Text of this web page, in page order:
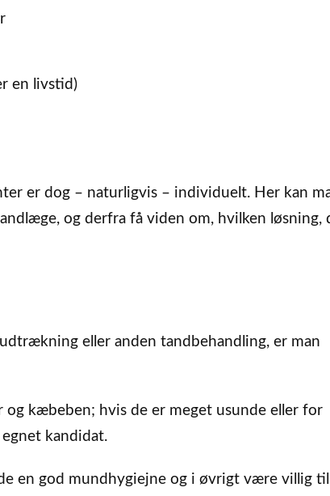
en livstid)
er dog – naturligvis – individuelt. Her kan
og derfra få viden om, hvilken løsning,
eller anden tandbehandling, er man
kæbeben; hvis de er meget usunde eller for
kandidat.
en god mundhygiejne og i øvrigt være villig